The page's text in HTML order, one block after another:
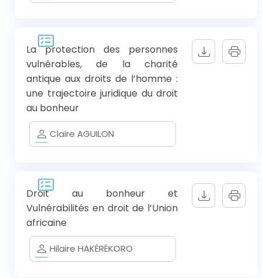
La protection des personnes
vulnérables, de la charité
antique aux droits de l’homme :
une trajectoire juridique du droit
au bonheur
Claire AGUILON
Droit au bonheur et
Vulnérabilités en droit de l’Union
africaine
Hilaire HAKÉRÉKORO